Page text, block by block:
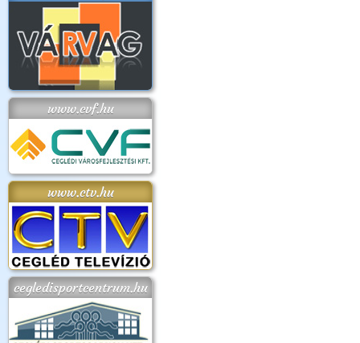
www.cvf.hu
www.ctv.hu
cegledisportcentrum.hu